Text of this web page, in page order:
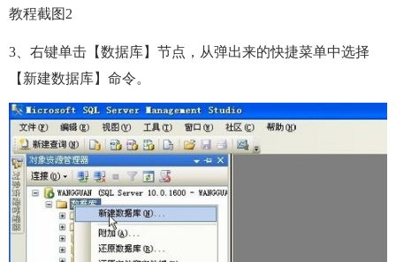
教程截图2
3、右键单击【数据库】节点，从弹出来的快捷菜单中选择
【新建数据库】命令。